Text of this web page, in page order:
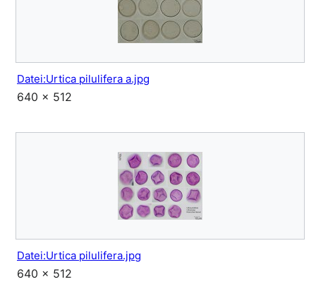
Datei:Urtica pilulifera a.jpg
640 × 512
Datei:Urtica pilulifera.jpg
640 × 512